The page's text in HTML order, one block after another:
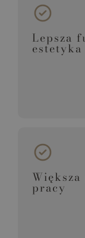
Lepsza
estetyka
pracy